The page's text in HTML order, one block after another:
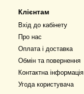
Клієнтам
Вхід до кабінету
Про нас
Оплата і доставка
Обмін та повернення
Контактна інформація
Угода користувача